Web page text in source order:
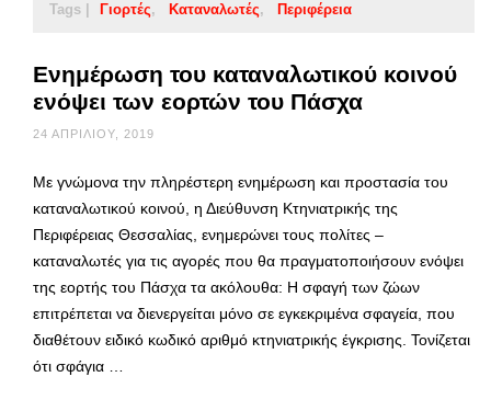
Tags | Γιορτές Καταναλωτές Περιφέρεια
Ενημέρωση του καταναλωτικού κοινού
ενόψει των εορτών του Πάσχα
24 ΑΠΡΙΛΊΟΥ, 2019
Με γνώμονα την πληρέστερη ενημέρωση και προστασία του
καταναλωτικού κοινού, η Διεύθυνση Κτηνιατρικής της
Περιφέρειας Θεσσαλίας, ενημερώνει τους πολίτες –
καταναλωτές για τις αγορές που θα πραγματοποιήσουν ενόψει
της εορτής του Πάσχα τα ακόλουθα: Η σφαγή των ζώων
επιτρέπεται να διενεργείται μόνο σε εγκεκριμένα σφαγεία, που
διαθέτουν ειδικό κωδικό αριθμό κτηνιατρικής έγκρισης. Τονίζεται
ότι σφάγια …